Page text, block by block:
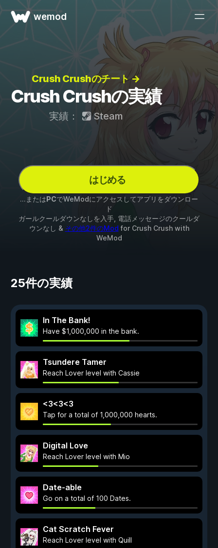
wemod
Crush Crushのチート →
Crush Crushの実績
実績： Steam
はじめる
...またはPCでWeModにアクセスしてアプリをダウンロー
ド
ガールクールダウンなしを入手, 電話メッセージのクールダ
ウンなし & その他2件のMod for Crush Crushwith
WeMod
25件の実績
In The Bank!
Have $1,000,000 in the bank.
Tsundere Tamer
Reach Lover level with Cassie
<3<3<3
Tap for a total of 1,000,000 hearts.
Digital Love
Reach Lover level with Mio
Date-able
Go on a total of 100 Dates.
Cat Scratch Fever
Reach Lover level with Quill